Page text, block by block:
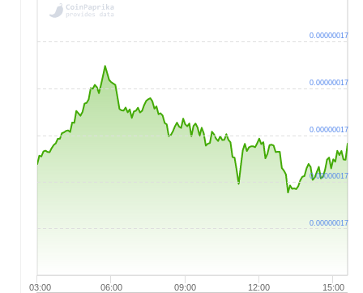
03:00 06:00 09:00 12:00 15:00
0.00000017
0.00000017
0.00000017
0.00000017
0.00000017